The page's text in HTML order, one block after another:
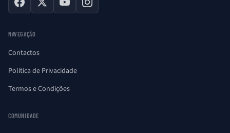
Facebook
X YouTubeInstagram
NAVEGAÇÃO
Contactos
Politica de Privacidade
Termos e Condições
COMUNIDADE